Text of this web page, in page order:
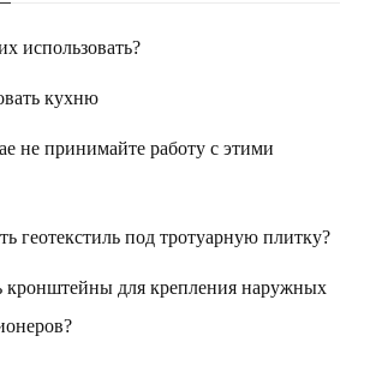
использовать?
кухню
не принимайте работу с этими
геотекстиль под тротуарную плитку?
кронштейны для крепления наружных